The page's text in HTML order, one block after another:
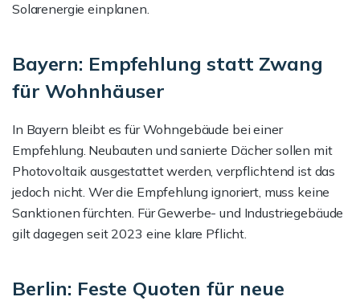
Solarenergie einplanen.
Bayern: Empfehlung statt Zwang
für Wohnhäuser
In Bayern bleibt es für Wohngebäude bei einer
Empfehlung. Neubauten und sanierte Dächer sollen mit
Photovoltaik ausgestattet werden, verpflichtend ist das
jedoch nicht. Wer die Empfehlung ignoriert, muss keine
Sanktionen fürchten. Für Gewerbe- und Industriegebäude
gilt dagegen seit 2023 eine klare Pflicht.
Berlin: Feste Quoten für neue